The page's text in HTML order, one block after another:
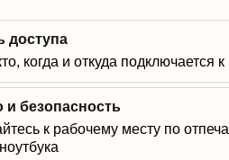
когда и откуда подключается
доступа
к рабочему месту по
и безопасность